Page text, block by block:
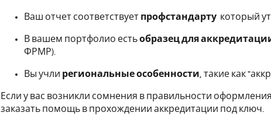
Ваш отчет соответствует профстандарту который
В вашем портфолио естьобразец для
ФРМР).
Вы учли региональные особенности , такие как
Если у вас возникли сомнения в правильности
заказать помощь в прохождении аккредитации под ключ.